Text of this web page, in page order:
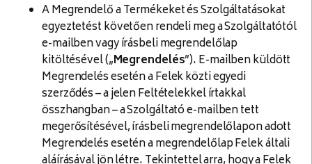
A Megrendelő a Termékeket és Szolgáltatásokat
egyeztetést követően rendeli meg a Szolgáltatótól
e-mailben vagy írásbeli megrendelőlap
kitöltésével („Megrendelés”). E-mailben küldött
Megrendelés esetén a Felek közti egyedi
szerződés – a jelen Feltételekkel írtakkal
összhangban – a Szolgáltató e-mailben tett
megerősítésével, írásbeli megrendelőlapon adott
Megrendelés esetén a megrendelőlap Felek általi